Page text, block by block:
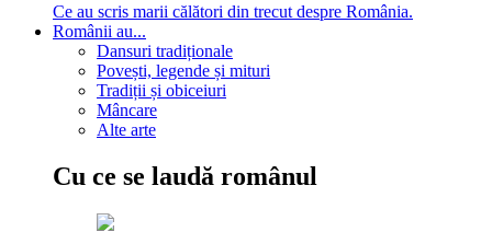
Ce au scris marii călători din trecut despre România.
Românii au...
Dansuri tradiționale
Povești, legende și mituri
Tradiții și obiceiuri
Mâncare
Alte arte
Cu ce se laudă românul